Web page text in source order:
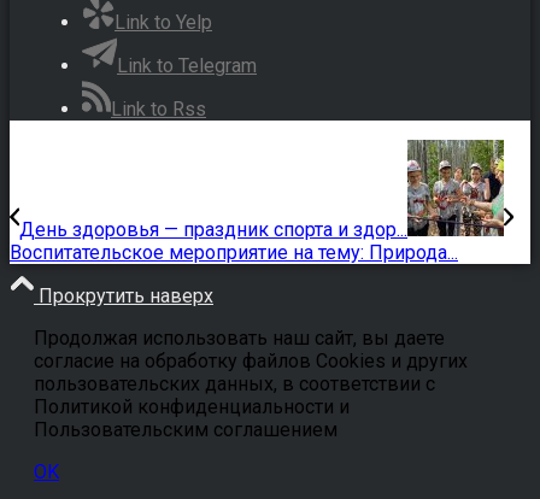
Link to Yelp
Link to Telegram
Link to Rss
День здоровья — праздник спорта и здор...
Воспитательское мероприятие на тему: Природа...
Прокрутить наверх
Продолжая использовать наш сайт, вы даете
согласие на обработку файлов Cookies и других
пользовательских данных, в соответствии с
Политикой конфиденциальности и
Пользовательским соглашением
OK